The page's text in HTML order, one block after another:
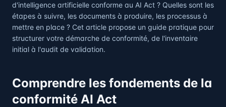
d'intelligence artificielle conforme au AI Act ? Quelles sont les
étapes à suivre, les documents à produire, les processus à
mettre en place ? Cet article propose un guide pratique pour
structurer votre démarche de conformité, de l'inventaire
initial à l'audit de validation.
Comprendre les fondements de la
conformité AI Act